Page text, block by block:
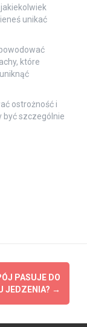
unikać
które
ostrożność i
być szczególnie
PASUJE DO
JEDZENIA? →